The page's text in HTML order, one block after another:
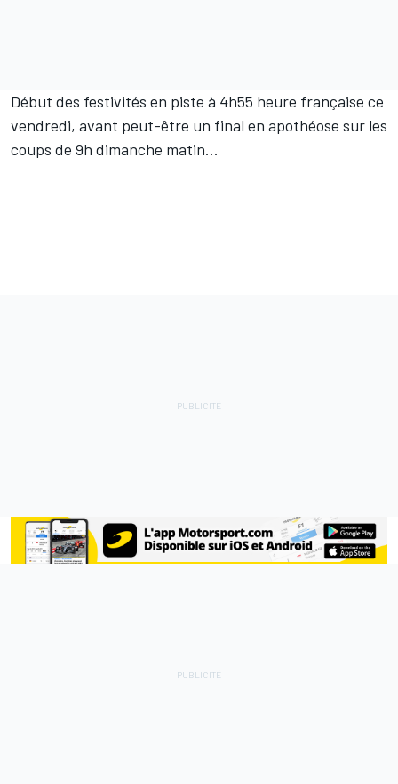
Début des festivités en piste à 4h55 heure française ce
vendredi, avant peut-être un final en apothéose sur les
coups de 9h dimanche matin...